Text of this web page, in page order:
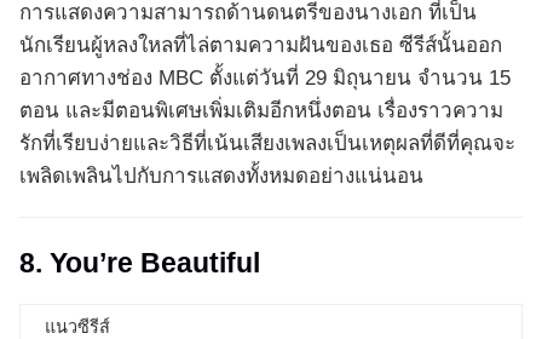
การแสดงความสามารถด้านดนตรีของนางเอก ที่เป็น
นักเรียนผู้หลงใหลที่ไล่ตามความฝันของเธอ ซีรีส์นั้นออก
อากาศทางช่อง MBC ตั้งแต่วันที่ 29 มิถุนายน จำนวน 15
ตอน และมีตอนพิเศษเพิ่มเติมอีกหนึ่งตอน เรื่องราวความ
รักที่เรียบง่ายและวิธีที่เน้นเสียงเพลงเป็นเหตุผลที่ดีที่คุณจะ
เพลิดเพลินไปกับการแสดงทั้งหมดอย่างแน่นอน
8. You’re Beautiful
แนวซีรีส์